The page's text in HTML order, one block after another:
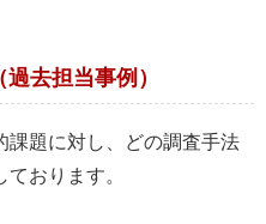
去担当事例）
課題に対し、どの調査手法
おります。